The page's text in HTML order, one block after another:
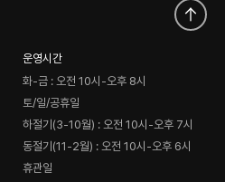
운영시간
화-금 : 오전 10시-오후 8시
토/일/공휴일
하절기(3-10월) : 오전 10시-오후 7시
동절기(11-2월) : 오전 10시-오후 6시
휴관일